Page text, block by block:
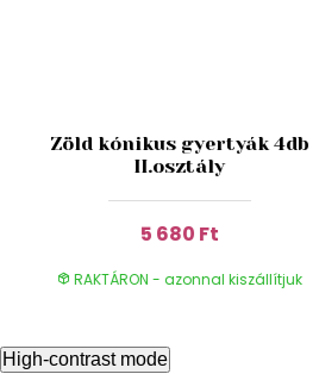
Zöld kónikus gyertyák 4db
II.osztály
5 680 Ft
RAKTÁRON - azonnal kiszállítjuk
High-contrast mode